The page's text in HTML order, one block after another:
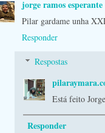
jorge ramos esperante
Pilar gardame unha
Responder
Respostas
Está feito
Responder